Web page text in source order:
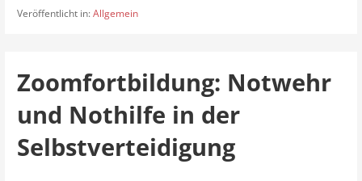
Veröffentlicht in:Allgemein
Zoomfortbildung: Notwehr
und Nothilfe in der
Selbstverteidigung